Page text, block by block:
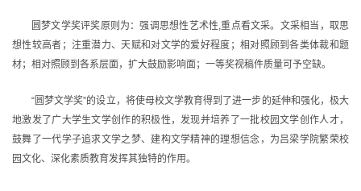
圆梦文学奖评奖原则为：强调思想性艺术性,重点看文采。文采相当，取思
想性较高者；注重潜力、天赋和对文学的爱好程度；相对照顾到各类体裁和题
材；相对照顾到各系层面，扩大鼓励影响面；一等奖视稿件质量可予空缺。
“圆梦文学奖”的设立，将使母校文学教育得到了进一步的延伸和强化，极大
地激发了广大学生文学创作的积极性，发现并培养了一批校园文学创作人才，
鼓舞了一代学子追求文学之梦、建构文学精神的理想信念，为吕梁学院繁荣校
园文化、深化素质教育发挥其独特的作用。